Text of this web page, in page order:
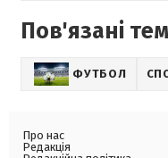
Пов'язані
ФУТБОЛ
Про нас
Редакція